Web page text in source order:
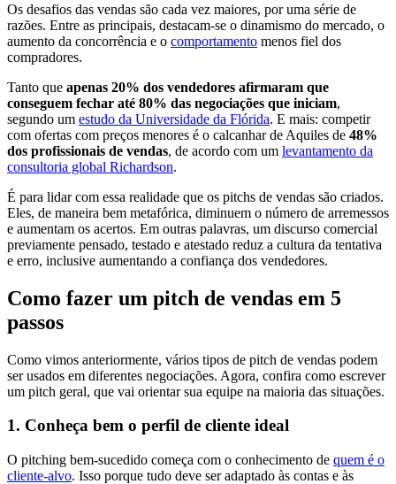
Os desafios das vendas são cada vez maiores, por uma série de
razões. Entre as principais, destacam-se o dinamismo do mercado, o
aumento da concorrência e o comportamento menos fiel dos
compradores.
Tanto que apenas 20% dos vendedores afirmaram que
conseguem fechar até 80% das negociações que iniciam,
segundo um estudo da Universidade da Flórida. E mais: competir
com ofertas com preços menores é o calcanhar de Aquiles de 48%
dos profissionais de vendas, de acordo com um levantamento da
consultoria global Richardson.
É para lidar com essa realidade que os pitchs de vendas são criados.
Eles, de maneira bem metafórica, diminuem o número de arremessos
e aumentam os acertos. Em outras palavras, um discurso comercial
previamente pensado, testado e atestado reduz a cultura da tentativa
e erro, inclusive aumentando a confiança dos vendedores.
Como fazer um pitch de vendas em 5
passos
Como vimos anteriormente, vários tipos de pitch de vendas podem
ser usados em diferentes negociações. Agora, confira como escrever
um pitch geral, que vai orientar sua equipe na maioria das situações.
1. Conheça bem o perfil de cliente ideal
O pitching bem-sucedido começa com o conhecimento de quem é o
cliente-alvo. Isso porque tudo deve ser adaptado às contas e às